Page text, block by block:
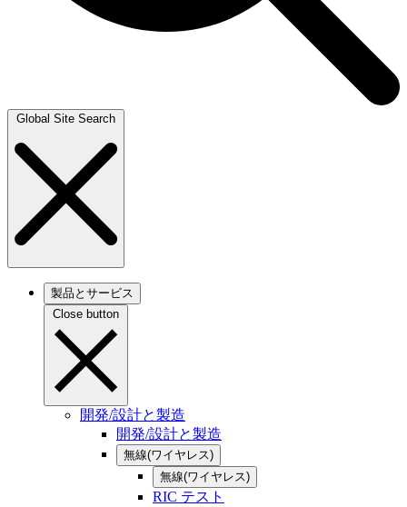
Global Site Search
製品とサービス
Close button
開発/設計と製造
開発/設計と製造
無線(ワイヤレス)
無線(ワイヤレス)
RIC テスト